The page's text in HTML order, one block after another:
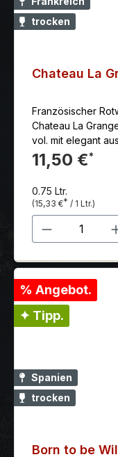
trocken
Chateau La
Französischer
Chateau La
vol. mit elegant
Anklängen von
Mokka, charmant
11,50 €*
0.75 Ltr.
(15,33 €* / 1 Ltr.)
Produkt
% Angebot.
✦ Tipp.
Spanien
trocken
Born to be